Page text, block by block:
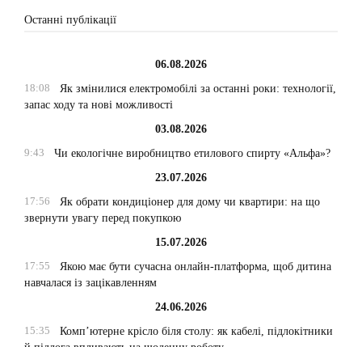
Останні публікації
06.08.2026
18:08
Як змінилися електромобілі за останні роки: технології,
запас ходу та нові можливості
03.08.2026
9:43
Чи екологічне виробництво етилового спирту «Альфа»?
23.07.2026
17:56
Як обрати кондиціонер для дому чи квартири: на що
звернути увагу перед покупкою
15.07.2026
17:55
Якою має бути сучасна онлайн-платформа, щоб дитина
навчалася із зацікавленням
24.06.2026
15:35
Комп’ютерне крісло біля столу: як кабелі, підлокітники